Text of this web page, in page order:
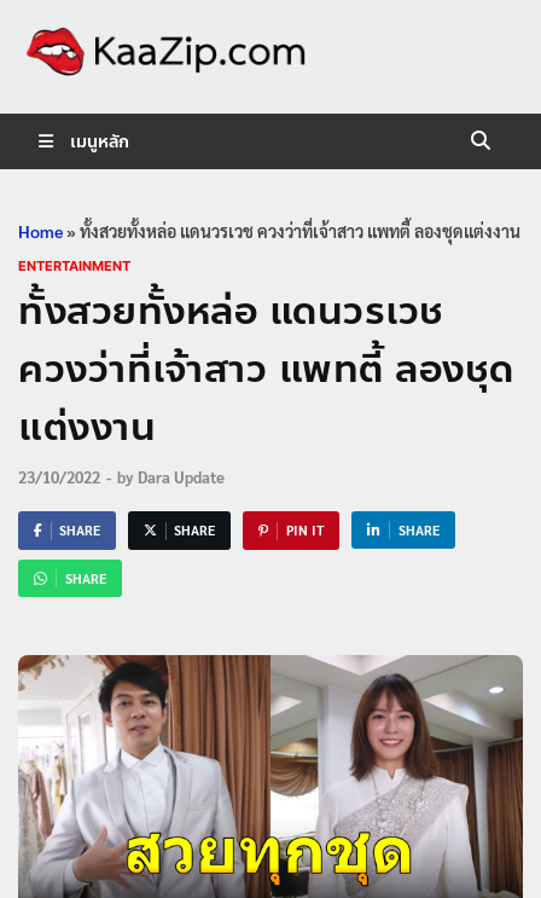
เมนูหลัก
Home»ทั้งสวยทั้งหล่อ แดนวรเวช ควงว่าที่เจ้าสาว แพทตี้ ลองชุดแต่งงาน
ENTERTAINMENT
ทั้งสวยทั้งหล่อ แดนวรเวช
ควงว่าที่เจ้าสาว แพทตี้ ลองชุด
แต่งงาน
23/10/2022 - by Dara Update
SHARE SHARE PIN IT SHARE
SHARE